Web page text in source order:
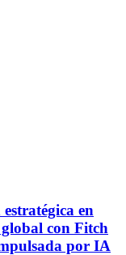
en
con Fitch
por IA